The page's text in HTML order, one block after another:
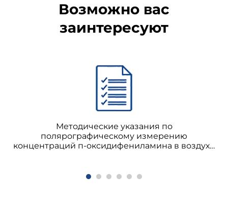
Возможно вас
заинтересуют
Методические указания по
полярографическому измерению
концентраций п-оксидифениламина в воздухе